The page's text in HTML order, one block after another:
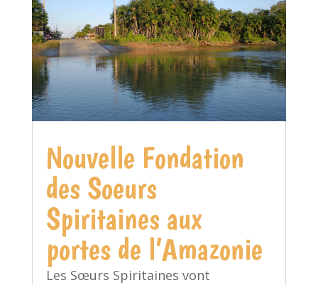
Nouvelle Fondation
des Soeurs
Spiritaines aux
portes de l’Amazonie
Les Sœurs Spiritaines vont